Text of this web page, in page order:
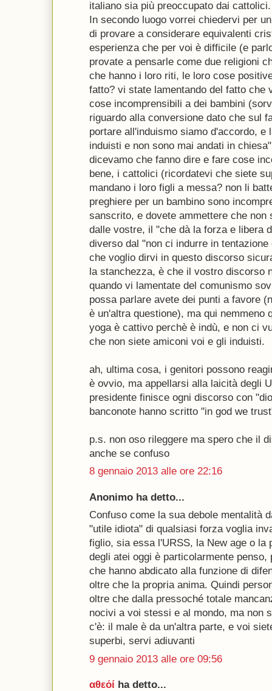
italiano sia più preoccupato dai cattolici.
In secondo luogo vorrei chiedervi per
di provare a considerare equivalenti
esperienza che per voi è difficile (e
provate a pensarle come due religioni
che hanno i loro riti, le loro cose
fatto? vi state lamentando del fatto che
cose incomprensibili a dei bambini
riguardo alla conversione dato che sul
portare all'induismo siamo d'accordo, e
induisti e non sono mai andati in
dicevamo che fanno dire e fare cose
bene, i cattolici (ricordatevi che siete
mandano i loro figli a messa? non li
preghiere per un bambino sono
sanscrito, e dovete ammettere che non
dalle vostre, il "che dà la forza e libera
diverso dal "non ci indurre in
che voglio dirvi in questo discorso
la stanchezza, è che il vostro discorso
quando vi lamentate del comunismo
possa parlare avete dei punti a favore
è un'altra questione), ma qui nemmeno
yoga è cattivo perchè è indù, e non ci
che non siete amiconi voi e gli induisti.
ah, ultima cosa, i genitori possono
è ovvio, ma appellarsi alla laicità degli
presidente finisce ogni discorso con
banconote hanno scritto "in god we
p.s. non oso rileggere ma spero che il
anche se confuso
8 gennaio 2013 alle ore 22:16
Anonimo ha detto...
Confuso come la sua debole mentalità
"utile idiota" di qualsiasi forza voglia
figlio, sia essa l'URSS, la New age o la
degli atei oggi è particolarmente
che hanno abdicato alla funzione di
oltre che la propria anima. Quindi
oltre che dalla pressoché totale
nocivi a voi stessi e al mondo, ma non
c'è: il male è da un'altra parte, e voi
superbi, servi adiuvanti
9 gennaio 2013 alle ore 09:56
αθεόί ha detto...